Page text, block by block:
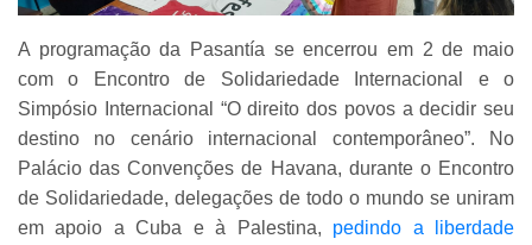
A programação da Pasantía se encerrou em 2 de maio
com o Encontro de Solidariedade Internacional e o
Simpósio Internacional “O direito dos povos a decidir seu
destino no cenário internacional contemporâneo”. No
Palácio das Convenções de Havana, durante o Encontro
de Solidariedade, delegações de todo o mundo se uniram
em apoio a Cuba e à Palestina, pedindo a liberdade